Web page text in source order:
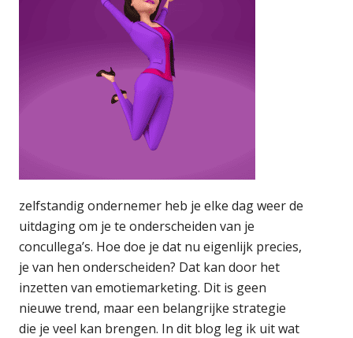
zelfstandig ondernemer heb je elke dag weer de
uitdaging om je te onderscheiden van je
concullega’s. Hoe doe je dat nu eigenlijk precies,
je van hen onderscheiden? Dat kan door het
inzetten van emotiemarketing. Dit is geen
nieuwe trend, maar een belangrijke strategie
die je veel kan brengen. In dit blog leg ik uit wat